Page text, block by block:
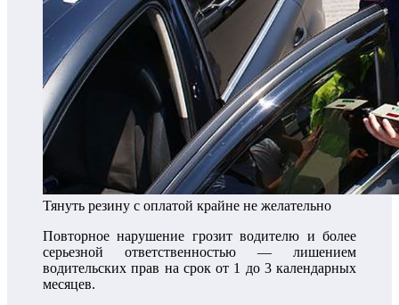
Тянуть резину с оплатой крайне не желательно
Повторное нарушение грозит водителю и более
серьезной ответственностью — лишением
водительских прав на срок от 1 до 3 календарных
месяцев.